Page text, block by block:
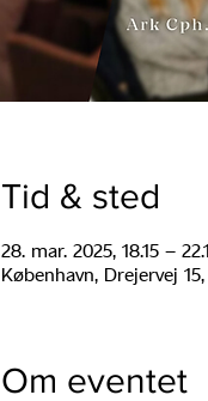
Tid & sted
28. mar. 2025, 18.15 –
København, Drejervej
Om eventet